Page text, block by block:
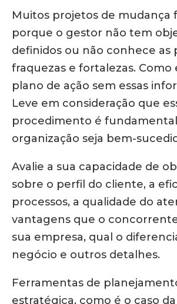
Muitos projetos de mudança
porque o gestor não tem
definidos ou não conhece as
fraquezas e fortalezas. Como
plano de ação sem essas
Leve em consideração que
procedimento é
organização seja bem-
Avalie a sua capacidade de
sobre o perfil do cliente, a
processos, a qualidade do
vantagens que o
sua empresa, qual o
negócio e outros detalhes.
Ferramentas de
estratégica, como é o caso